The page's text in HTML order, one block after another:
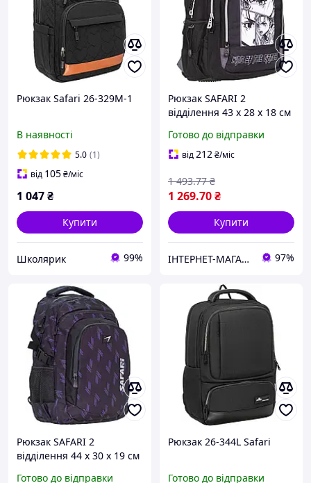
Рюкзак Safari 26-329M-1
В наявності
5.0 (1)
від 105₴/міс
1 047₴
Купити
Школярик 99%
Рюкзак SAFARI 2
відділення 43 x 28 x 18 см
116L-2
Готово до відправки
від212₴/міс
1 269.70₴
1 493.77 ₴
Купити
ІНТЕРНЕТ-МАГАЗИН "КНОПКА" 97%
Рюкзак SAFARI 2
відділення 44 x 30 x 19 см
Готово до відправки
Рюкзак 26-344L Safari
Готово до відправки